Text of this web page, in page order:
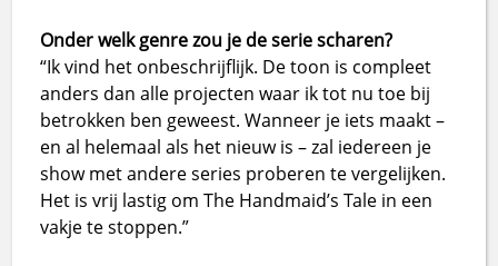
Onder welk genre zou je de serie scharen?
“Ik vind het onbeschrijflijk. De toon is compleet
anders dan alle projecten waar ik tot nu toe bij
betrokken ben geweest. Wanneer je iets maakt –
en al helemaal als het nieuw is – zal iedereen je
show met andere series proberen te vergelijken.
Het is vrij lastig om The Handmaid’s Tale in een
vakje te stoppen.”